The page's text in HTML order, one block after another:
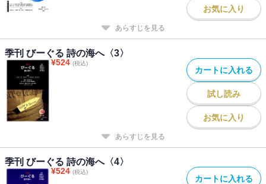
お気に入り
あらすじを見る
季刊 びーぐる 詩の海へ〈3〉
¥524 (税込)
カートに入れる
試し読み
お気に入り
あらすじを見る
季刊 びーぐる 詩の海へ〈4〉
¥524 (税込)
カートに入れる